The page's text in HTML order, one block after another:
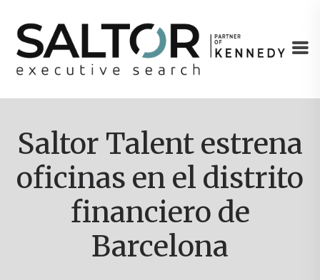
Saltor Talent estrena
oficinas en el distrito
financiero de
Barcelona